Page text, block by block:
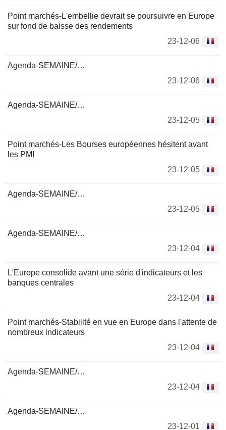
Point marchés-L'embellie devrait se poursuivre en Europe
sur fond de baisse des rendements
23-12-06
Agenda-SEMAINE/…
23-12-06
Agenda-SEMAINE/…
23-12-05
Point marchés-Les Bourses européennes hésitent avant
les PMI
23-12-05
Agenda-SEMAINE/…
23-12-05
Agenda-SEMAINE/…
23-12-04
L'Europe consolide avant une série d'indicateurs et les
banques centrales
23-12-04
Point marchés-Stabilité en vue en Europe dans l'attente de
nombreux indicateurs
23-12-04
Agenda-SEMAINE/…
23-12-04
Agenda-SEMAINE/…
23-12-01